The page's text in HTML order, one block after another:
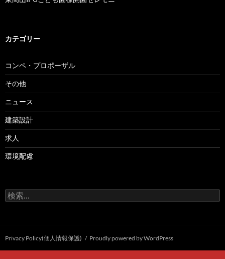
カテゴリー
コンペ・プロポーザル
その他
ニュース
建築設計
求人
環境配慮
検
索:
Privacy Policy(個人情報保護) Proudly powered by WordPress